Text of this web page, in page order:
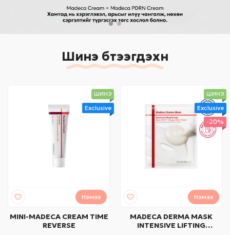
Шинэ бүтээгдэхүүн
ШИНЭ
Exclusive
Нэмэх
MINI-MADECA CREAM TIME
REVERSE
ШИНЭ
Exclusive
-20%
Нэмэх
MADECA DERMA MASK
INTENSIVE LIFTING